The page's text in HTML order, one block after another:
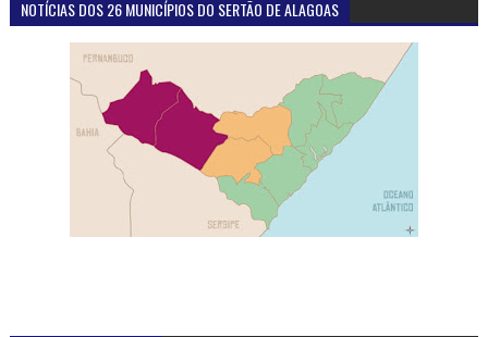
NOTÍCIAS DOS 26 MUNICÍPIOS DO SERTÃO DE ALAGOAS